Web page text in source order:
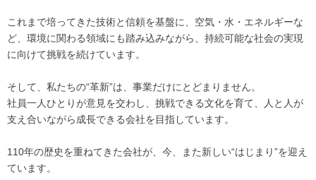
これまで培ってきた技術と信頼を基盤に、空気・水・エネルギーな
ど、環境に関わる領域にも踏み込みながら、持続可能な社会の実現
に向けて挑戦を続けています。
そして、私たちの“革新”は、事業だけにとどまりません。
社員一人ひとりが意見を交わし、挑戦できる文化を育て、人と人が
支え合いながら成長できる会社を目指しています。
110年の歴史を重ねてきた会社が、今、また新しい“はじまり”を迎え
ています。